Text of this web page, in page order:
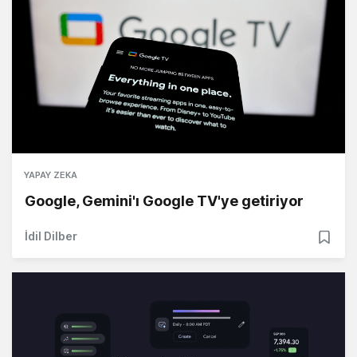
YAPAY ZEKA
Google, Gemini'ı Google TV'ye getiriyor
İdil Dilber